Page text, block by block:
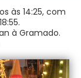
às 14:25, com
à Gramado.